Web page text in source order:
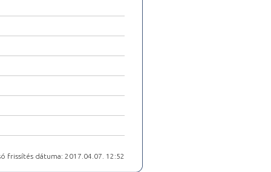
frissítés dátuma: 2017.04.07. 12:52